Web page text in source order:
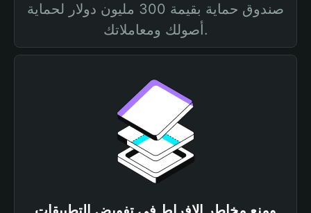
صندوق حماية بقيمة 300 مليون دولار لحماية
أصولك ومعاملاتك.